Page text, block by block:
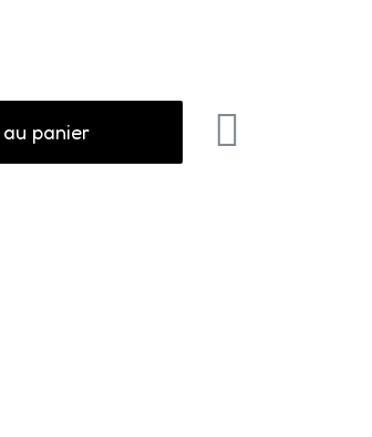
panier